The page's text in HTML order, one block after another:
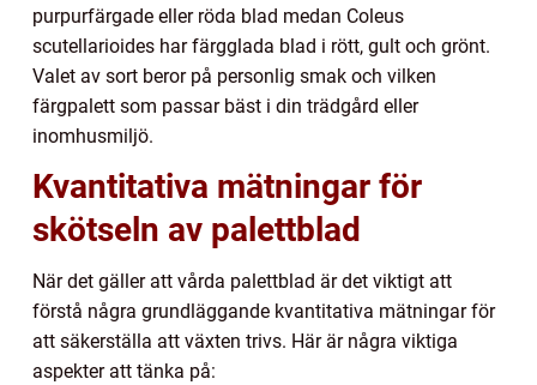
purpurfärgade eller röda blad medan Coleus
scutellarioides har färgglada blad i rött, gult och grönt.
Valet av sort beror på personlig smak och vilken
färgpalett som passar bäst i din trädgård eller
inomhusmiljö.
Kvantitativa mätningar för
skötseln av palettblad
När det gäller att vårda palettblad är det viktigt att
förstå några grundläggande kvantitativa mätningar för
att säkerställa att växten trivs. Här är några viktiga
aspekter att tänka på: